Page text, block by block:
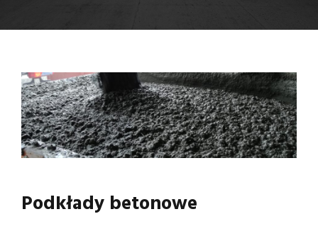
Podkłady betonowe